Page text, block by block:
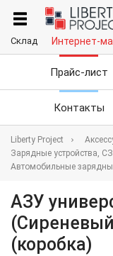
Склад Интернет-
Прайс-лист
Контакты
Liberty Project
Зарядные устройства,
Автомобильные
АЗУ
(коробка)